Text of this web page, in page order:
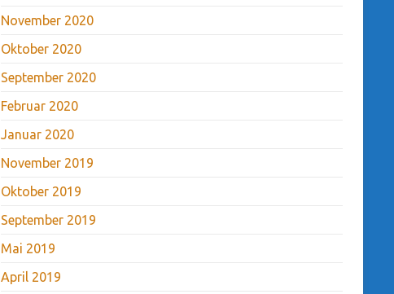
November 2020
Oktober 2020
September 2020
Februar 2020
Januar 2020
November 2019
Oktober 2019
September 2019
Mai 2019
April 2019